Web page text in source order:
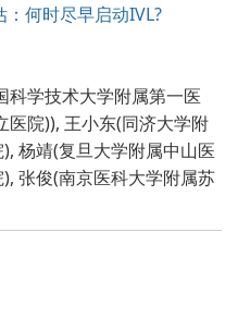
何时尽早启动IVL?
科学技术大学附属第一医
医院)), 王小东(同济大学附
杨靖(复旦大学附属中山医
张俊(南京医科大学附属苏